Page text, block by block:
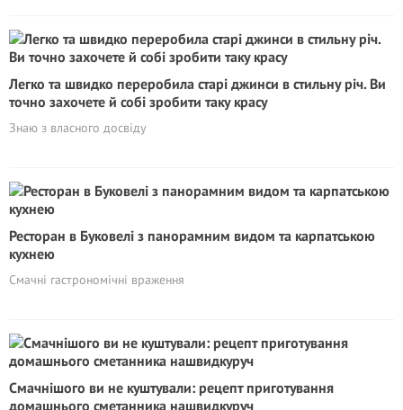
Легко та швидко переробила старі джинси в стильну річ. Ви
точно захочете й собі зробити таку красу
Знаю з власного досвіду
Ресторан в Буковелі з панорамним видом та карпатською
кухнею
Cмачні гастрономічні враження
Смачнішого ви не куштували: рецепт приготування
домашнього сметанника нашвидкуруч